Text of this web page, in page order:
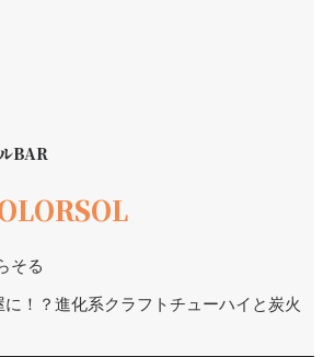
BAR
そる
！？進化系クラフトチューハイと炭火